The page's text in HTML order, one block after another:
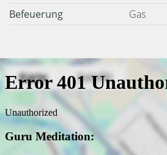
Befeuerung
Gas